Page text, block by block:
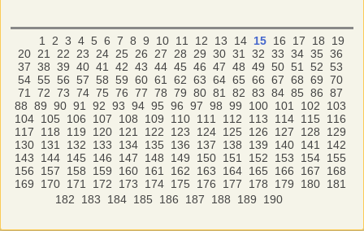
1 2 3 4 5 6 7 8 9 10 11 12 13 14 15 16 17 18
19
20 21 22 23 24 25 26 27 28 29 30 31 32 33 34 35 36
37 38 39 40 41 42 43 44 45 46 47 48 49 50 51 52 53
54 55 56 57 58 59 60 61 62 63 64 65 66 67 68 69 70
71
72 73 74 75 76 77 78 79 80 81 82 83 84 85 86 87
88 89 90 91 92 93 94 95 96 97 98 99 100 101 102
103
104 105 106 107 108 109 110 111 112 113 114 115
116
117
118 119 120 121 122 123 124 125 126 127 128
129
130 131 132 133 134 135 136 137 138 139 140 141
142
143
144 145 146 147 148 149 150 151 152 153 154 155
156
157 158 159 160 161 162 163 164 165 166 167
168
169
170 171 172 173 174 175 176 177 178 179 180 181
182
183 184 185 186 187 188 189 190